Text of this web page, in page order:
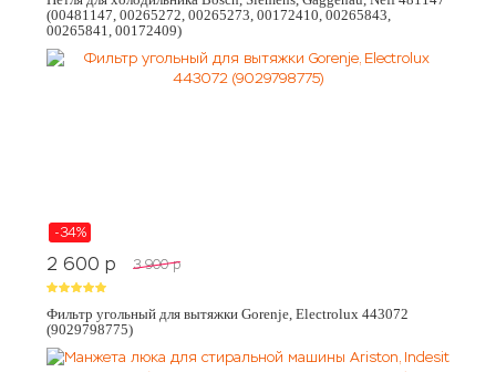
(00481147, 00265272, 00265273, 00172410, 00265843,
00265841, 00172409)
-34%
2 600 p 3 900 p
Фильтр угольный для вытяжки Gorenje, Electrolux 443072
(9029798775)